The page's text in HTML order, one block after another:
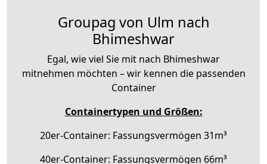
Groupag von Ulm nach
Bhimeshwar
Egal, wie viel Sie mit nach Bhimeshwar
mitnehmen möchten – wir kennen die passenden
Container
Containertypen und Größen:
20er-Container: Fassungsvermögen 31m³
40er-Container: Fassungsvermögen 66m³